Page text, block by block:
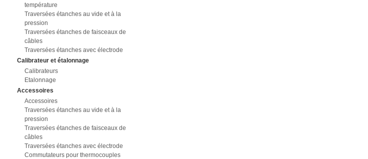
température
Traversées étanches au vide et à la
pression
Traversées étanches de faisceaux de
câbles
Traversées étanches avec électrode
Calibrateur et étalonnage
Calibrateurs
Etalonnage
Accessoires
Accessoires
Traversées étanches au vide et à la
pression
Traversées étanches de faisceaux de
câbles
Traversées étanches avec électrode
Commutateurs pour thermocouples